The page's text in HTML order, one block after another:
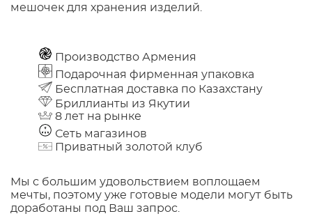
мешочек для хранения изделий.
Производство Армения
Подарочная фирменная упаковка
Бесплатная доставка по Казахстану
Бриллианты из Якутии
8 лет на рынке
Сеть магазинов
Приватный золотой клуб
Мы с большим удовольствием воплощаем
мечты, поэтому уже готовые модели могут быть
доработаны под Ваш запрос.